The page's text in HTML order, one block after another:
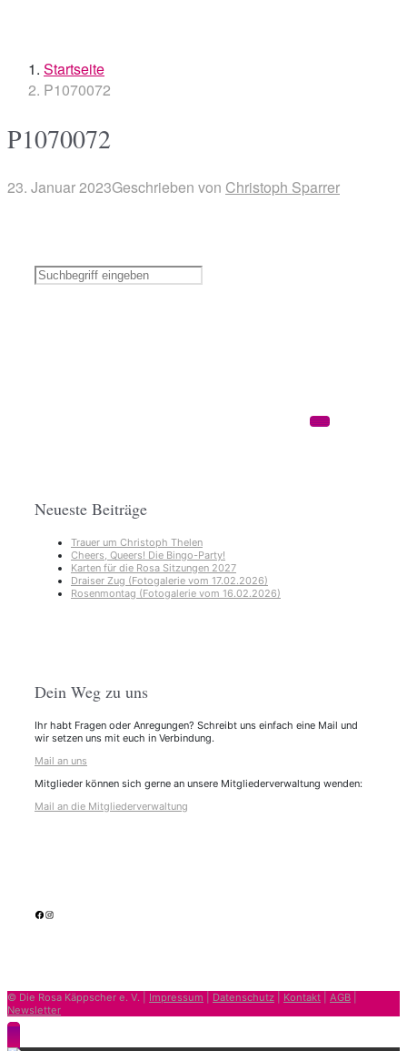
Startseite
P1070072
P1070072
23. Januar 2023Geschrieben von Christoph Sparrer
Neueste Beiträge
Trauer um Christoph Thelen
Cheers, Queers! Die Bingo-Party!
Karten für die Rosa Sitzungen 2027
Draiser Zug (Fotogalerie vom 17.02.2026)
Rosenmontag (Fotogalerie vom 16.02.2026)
Dein Weg zu uns
Ihr habt Fragen oder Anregungen? Schreibt uns einfach eine Mail und
wir setzen uns mit euch in Verbindung.
Mail an uns
Mitglieder können sich gerne an unsere Mitgliederverwaltung wenden:
Mail an die Mitgliederverwaltung
facebook
Instagram
© Die Rosa Käppscher e. V. | Impressum Datenschutz Kontakt AGB
Newsletter